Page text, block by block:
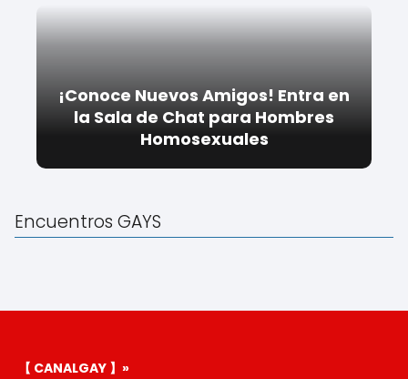
¡Conoce Nuevos Amigos! Entra en
la Sala de Chat para Hombres
Homosexuales
Encuentros GAYS
【 CANALGAY 】»